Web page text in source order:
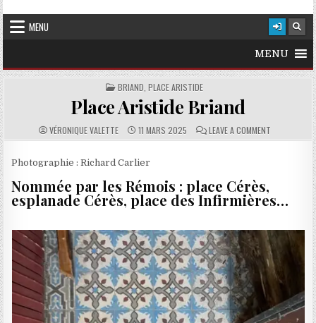
MENU
MENU
POSTED IN
BRIAND, PLACE ARISTIDE
Place Aristide Briand
AUTHOR:
VÉRONIQUE VALETTE PUBLISHED DATE:
11 MARS 2025 COMMENTS:
LEAVE A COMMENTON PLACE
Photographie : Richard Carlier
Nommée par les Rémois : place Cérès,
esplanade Cérès, place des Infirmières…